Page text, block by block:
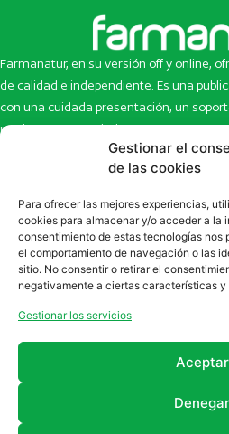
Gestionar el
de las cookies
Para ofrecer las mejores experiencias,
cookies para almacenar y/o acceder a la
consentimiento de estas tecnologías nos
el comportamiento de navegación o las
sitio. No consentir o retirar el
negativamente a ciertas características
Gestionar los servicios
Aceptar
Denegar
Farmanatur, en su versión off y online,
de calidad e independiente. Es una
con una cuidada presentación, un
productos y novedades.
Inicio
Newsletter
Eco Multimedia
Contacto
SUSCRÍBETE A NUESTRO
la sección deNewsletter